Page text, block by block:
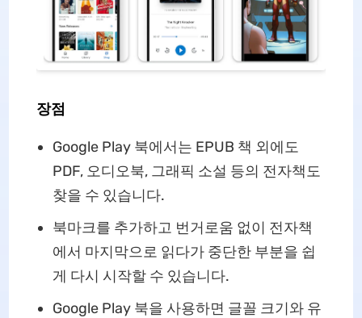
장점
Google Play 북에서는 EPUB 책 외에도
PDF, 오디오북, 그래픽 소설 등의 전자책도
찾을 수 있습니다.
북마크를 추가하고 번거로움 없이 전자책
에서 마지막으로 읽다가 중단한 부분을 쉽
게 다시 시작할 수 있습니다.
Google Play 북을 사용하면 글꼴 크기와 유